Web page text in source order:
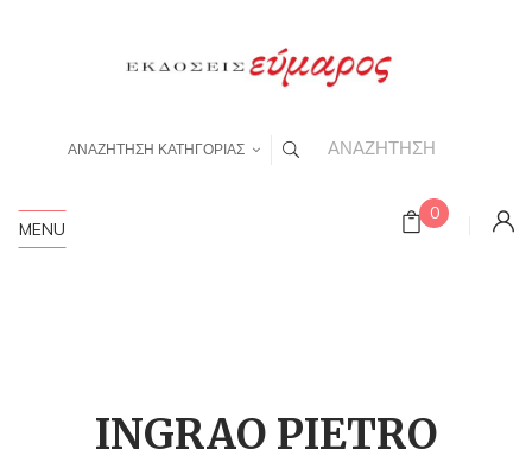
ΑΝΑΖΗΤΗΣΗ ΚΑΤΗΓΟΡΙΑΣ
0
MENU
INGRAO PIETRO